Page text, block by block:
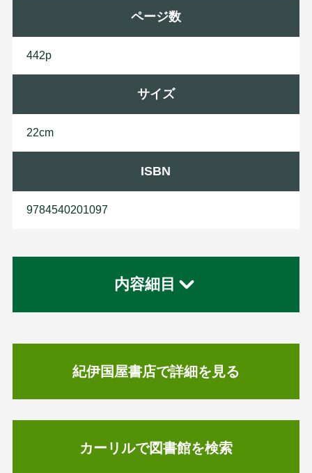
ページ数
442p
サイズ
22cm
ISBN
9784540201097
内容細目
紀伊国屋書店で詳細を見る
カーリルで図書館を検索